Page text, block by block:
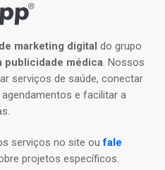
marketing digital do grupo
publicidade médica. Nossos
serviços de saúde, conectar
e facilitar a
serviços no site oufale
projetos específicos.